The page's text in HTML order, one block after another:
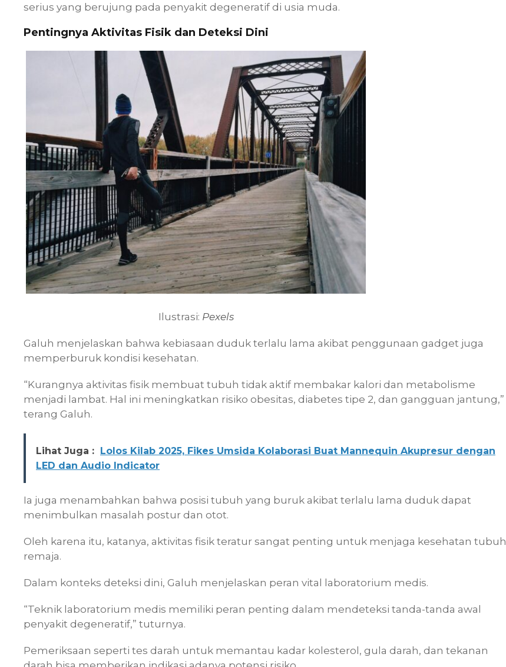
serius yang berujung pada penyakit degeneratif di usia muda.
Pentingnya Aktivitas Fisik dan Deteksi Dini
Ilustrasi: Pexels
Galuh menjelaskan bahwa kebiasaan duduk terlalu lama akibat penggunaan gadget juga
memperburuk kondisi kesehatan.
“Kurangnya aktivitas fisik membuat tubuh tidak aktif membakar kalori dan metabolisme
menjadi lambat. Hal ini meningkatkan risiko obesitas, diabetes tipe 2, dan gangguan jantung,”
terang Galuh.
Lihat Juga : Lolos Kilab 2025, Fikes Umsida Kolaborasi Buat Mannequin Akupresur dengan
LED dan Audio Indicator
Ia juga menambahkan bahwa posisi tubuh yang buruk akibat terlalu lama duduk dapat
menimbulkan masalah postur dan otot.
Oleh karena itu, katanya, aktivitas fisik teratur sangat penting untuk menjaga kesehatan tubuh
remaja.
Dalam konteks deteksi dini, Galuh menjelaskan peran vital laboratorium medis.
“Teknik laboratorium medis memiliki peran penting dalam mendeteksi tanda-tanda awal
penyakit degeneratif,” tuturnya.
Pemeriksaan seperti tes darah untuk memantau kadar kolesterol, gula darah, dan tekanan